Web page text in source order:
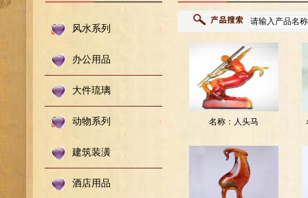
风水系列
办公用品
大件琉璃
动物系列
建筑装潢
酒店用品
名称： 人头马
201541520303816